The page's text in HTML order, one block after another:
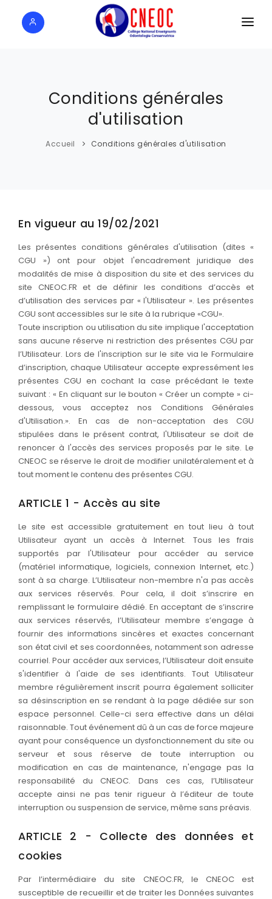
ÉVÈNEMENTSConditions générales
d'utilisation
Accueil Conditions générales d'utilisation
En vigueur au 19/02/2021
Les présentes conditions générales d'utilisation (dites «
CGU ») ont pour objet l'encadrement juridique des
modalités de mise à disposition du site et des services du
site CNEOC.FR et de définir les conditions d’accès et
d’utilisation des services par « l'Utilisateur ». Les présentes
CGU sont accessibles sur le site à la rubrique «CGU».
Toute inscription ou utilisation du site implique l'acceptation
sans aucune réserve ni restriction des présentes CGU par
l’Utilisateur. Lors de l'inscription sur le site via le Formulaire
d’inscription, chaque Utilisateur accepte expressément les
présentes CGU en cochant la case précédant le texte
suivant : « En cliquant sur le bouton « Créer un compte » ci-
dessous, vous acceptez nos Conditions Générales
d'Utilisation.». En cas de non-acceptation des CGU
stipulées dans le présent contrat, l'Utilisateur se doit de
renoncer à l'accès des services proposés par le site. Le
CNEOC se réserve le droit de modifier unilatéralement et à
tout moment le contenu des présentes CGU.
ARTICLE 1 - Accès au site
Le site est accessible gratuitement en tout lieu à tout
Utilisateur ayant un accès à Internet. Tous les frais
supportés par l'Utilisateur pour accéder au service
(matériel informatique, logiciels, connexion Internet, etc.)
sont à sa charge. L’Utilisateur non-membre n'a pas accès
aux services réservés. Pour cela, il doit s’inscrire en
remplissant le formulaire dédié. En acceptant de s’inscrire
aux services réservés, l’Utilisateur membre s’engage à
fournir des informations sincères et exactes concernant
son état civil et ses coordonnées, notamment son adresse
courriel. Pour accéder aux services, l’Utilisateur doit ensuite
s'identifier à l'aide de ses identifiants. Tout Utilisateur
membre régulièrement inscrit pourra également solliciter
sa désinscription en se rendant à la page dédiée sur son
espace personnel. Celle-ci sera effective dans un délai
raisonnable. Tout événement dû à un cas de force majeure
ayant pour conséquence un dysfonctionnement du site ou
serveur et sous réserve de toute interruption ou
modification en cas de maintenance, n'engage pas la
responsabilité du CNEOC. Dans ces cas, l’Utilisateur
accepte ainsi ne pas tenir rigueur à l’éditeur de toute
interruption ou suspension de service, même sans préavis.
ARTICLE 2 - Collecte des données et
cookies
Par l’intermédiaire du site CNEOC.FR, le CNEOC est
susceptible de recueillir et de traiter les Données suivantes